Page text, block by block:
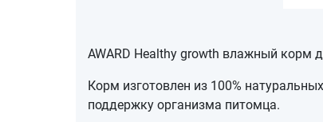
AWARD Healthy growth влажный корм
Корм изготовлен из 100%
поддержку организма питомца.